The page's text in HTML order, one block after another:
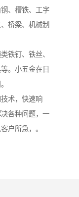
、槽铁、工字
桥梁、机械制
铁钉、铁丝、
。小五金在日
术，快速响
各种问题，一
户所急，。